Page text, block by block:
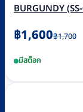
BURGUNDY
฿1,700
Original
was:
฿1,700.
฿1,600
Current
is:
฿1,600.
มีสต็อก